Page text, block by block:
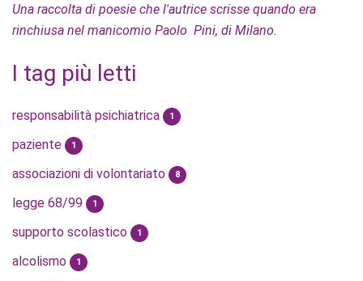
Una raccolta di poesie che l'autrice scrisse quando era
rinchiusa nel manicomio Paolo Pini, di Milano.
I tag più letti
responsabilità psichiatrica 1
paziente 1
associazioni di volontariato 8
legge 68/99 1
supporto scolastico 1
alcolismo 1